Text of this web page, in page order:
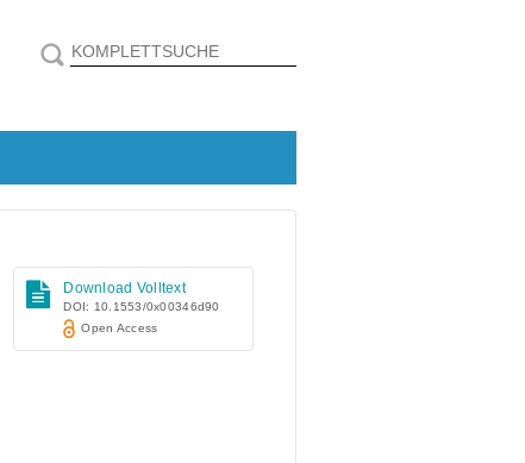
Download Volltext
DOI: 10.1553/0x00346d90
Open Access